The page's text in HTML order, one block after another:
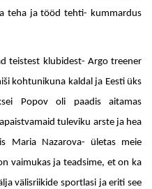
teha ja tööd tehti- kummardus
teistest klubidest- Argo treener
kohtunikuna kaldal ja Eesti üks
Popov oli paadis aitamas
tuleviku arste ja hea
Maria Nazarova- ületas meie
vaimukas ja teadsime, et on ka
välisriikide sportlasi ja eriti see